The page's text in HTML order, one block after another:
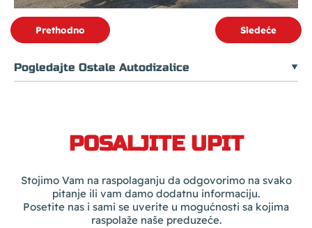
Pogledajte Ostale Autodizalice
Prethodno Sledeće
POSALJITE UPIT
Stojimo Vam na raspolaganju da odgovorimo na svako
pitanje ili vam damo dodatnu informaciju.
Posetite nas i sami se uverite u mogućnosti sa kojima
raspolaže naše preduzeće.